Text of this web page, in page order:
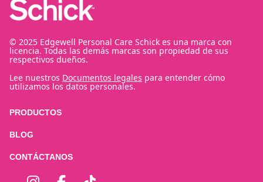
© 2025 Edgewell Personal Care Schick es una marca con
licencia. Todas las demás marcas son propiedad de sus
respectivos dueños.
Lee nuestros Documentos legales para entender cómo
utilizamos los datos personales.
PRODUCTOS
BLOG
CONTÁCTANOS